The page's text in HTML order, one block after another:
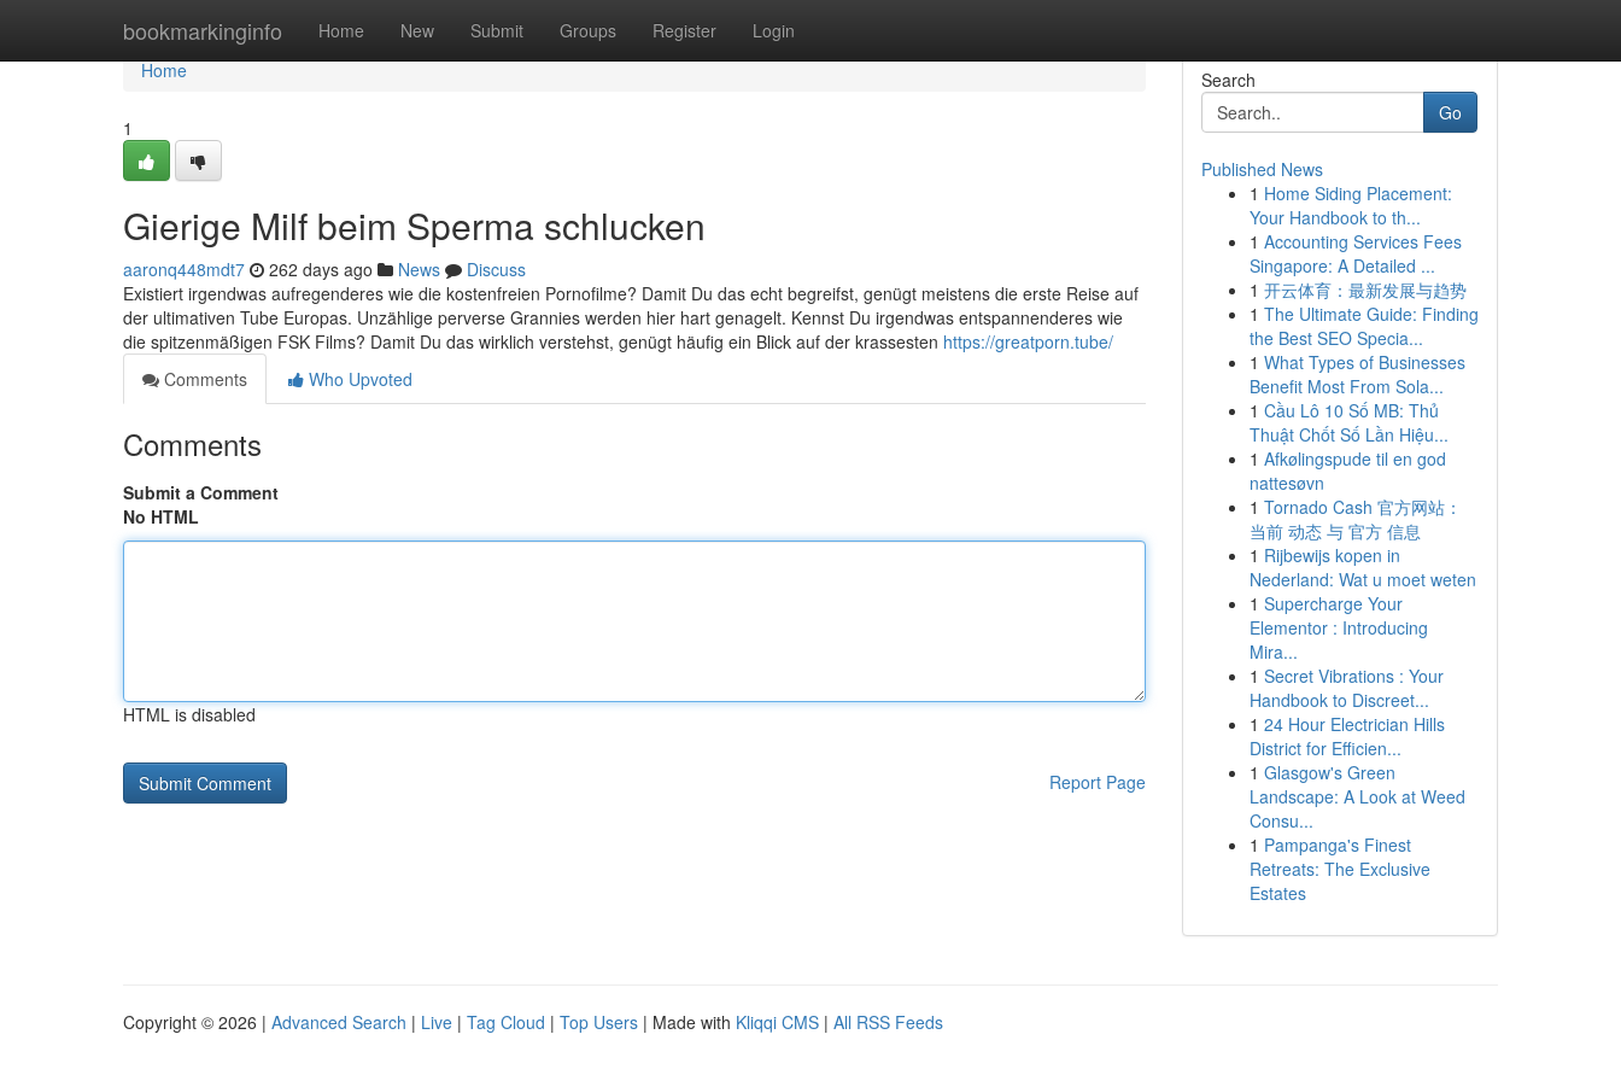
bookmarkinginfo Home New Submit Groups Register Login
Home
Home
1
Gierige Milf beim Sperma schlucken
aaronq448mdt7 262 days ago News
Discuss
Existiert irgendwas aufregenderes wie die kostenfreien Pornofilme? Damit Du das echt begreifst, genügt meistens die erste Reise auf
der ultimativen Tube Europas. Unzählige perverse Grannies werden hier hart genagelt. Kennst Du irgendwas entspannenderes wie
die spitzenmäßigen FSK Films? Damit Du das wirklich verstehst, genügt häufig ein Blick auf der krassesten https://greatporn.tube/
Comments
Who Upvoted
Comments
Submit a Comment
No HTML
HTML is disabled
Report Page
Search
Go
Published News
1 Home Siding Placement:
Your Handbook to th...
1 Accounting Services Fees
Singapore: A Detailed ...
1 开云体育：最新发展与趋势
1 The Ultimate Guide: Finding
the Best SEO Specia...
1 What Types of Businesses
Benefit Most From Sola...
1 Cầu Lô 10 Số MB: Thủ
Thuật Chốt Số Lần Hiệu...
1 Afkølingspude til en god
nattesøvn
1 Tornado Cash 官方网站：
当前 动态 与 官方 信息
1 Rijbewijs kopen in
Nederland: Wat u moet weten
1 Supercharge Your
Elementor : Introducing
Mira...
1 Secret Vibrations : Your
Handbook to Discreet...
1 24 Hour Electrician Hills
District for Efficien...
1 Glasgow's Green
Landscape: A Look at Weed
Consu...
1 Pampanga's Finest
Retreats: The Exclusive
Estates
Copyright © 2026 | Advanced Search | Live | Tag Cloud | Top Users | Made with Kliqqi CMS | All RSS Feeds